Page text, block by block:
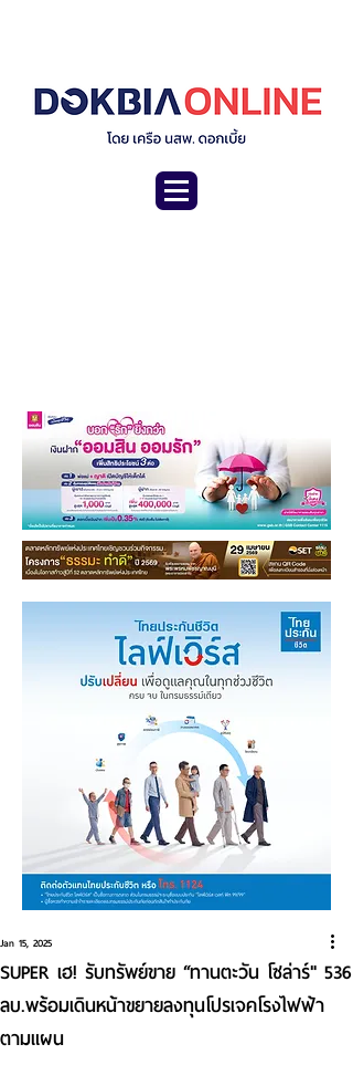
SUPER เฮ! รับทรัพย์ขาย “ทานตะวัน โซล่าร์" 536
ลบ.พร้อมเดินหน้าขยายลงทุนโปรเจคโรงไฟฟ้า
ตามแผน
Jan 15, 2025